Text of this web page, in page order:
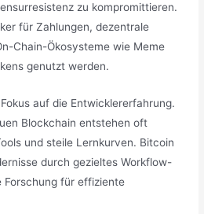
zu kompromittieren.
für Zahlungen, dezentrale
Chain-Ökosysteme wie Meme
genutzt werden.
auf die Entwicklererfahrung.
Blockchain entstehen oft
und steile Lernkurven. Bitcoin
durch gezieltes Workflow-
Forschung für effiziente